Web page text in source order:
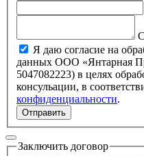
Я даю согласие на
данных ООО «Янтарная
5047082223) в целях обработки запроса и полченя
консульации, в
конфиденциальности.
Отправить
Заключить договор